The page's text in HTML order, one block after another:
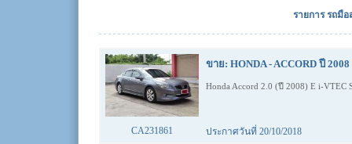
รายการ รถมื
ขาย: HONDA - ACCORD ปี
Honda Accord 2.0 (ปี 2008) E i-VTEC
CA231861 ประกาศวันที่ 20/10/2018